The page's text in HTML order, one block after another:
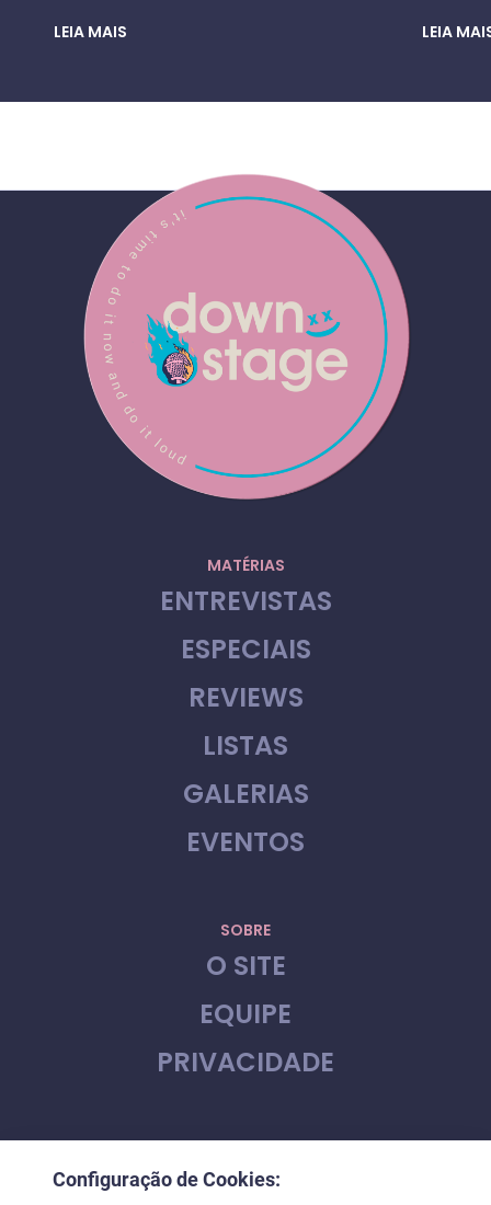
LEIA MAIS LEIA
MATÉRIAS
ENTREVISTAS
ESPECIAIS
REVIEWS
LISTAS
GALERIAS
EVENTOS
SOBRE
O SITE
EQUIPE
PRIVACIDADE
FALE CONOSCO
Configuração de Cookies: